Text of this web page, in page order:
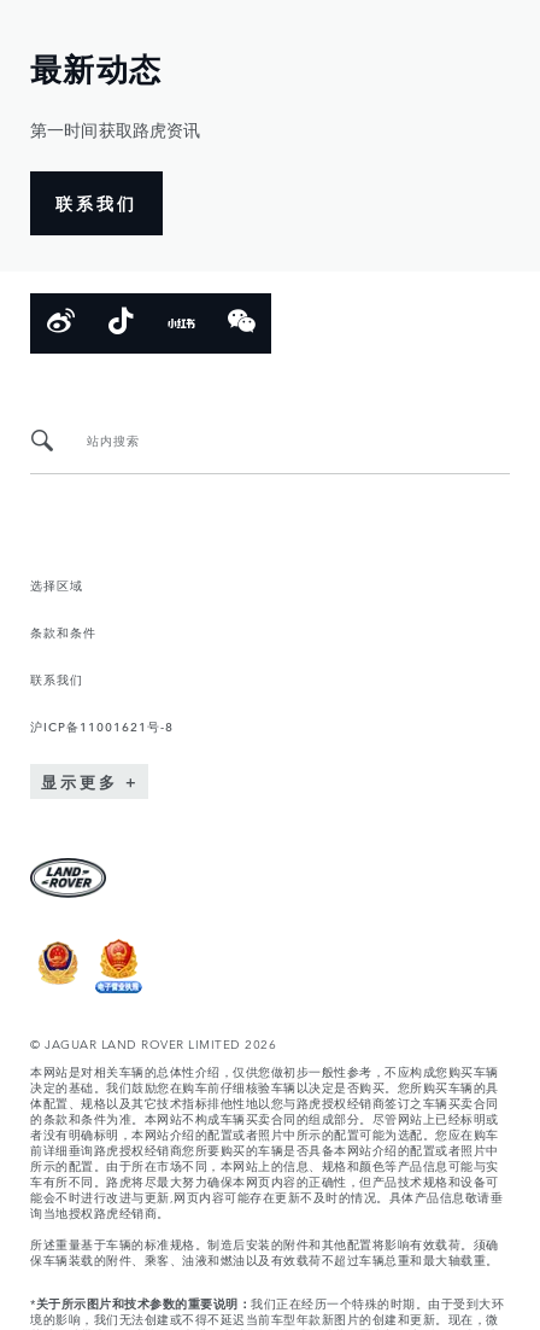
最新动态
第一时间获取路虎资讯
联系我们
站内搜索
选择区域
条款和条件
联系我们
沪ICP备11001621号-8
显示更多
© JAGUAR LAND ROVER LIMITED 2026
本网站是对相关车辆的总体性介绍，仅供您做初步一般性参考，不应构成您购买车辆
决定的基础。我们鼓励您在购车前仔细核验车辆以决定是否购买。您所购买车辆的具
体配置、规格以及其它技术指标排他性地以您与路虎授权经销商签订之车辆买卖合同
的条款和条件为准。本网站不构成车辆买卖合同的组成部分。尽管网站上已经标明或
者没有明确标明，本网站介绍的配置或者照片中所示的配置可能为选配。您应在购车
前详细垂询路虎授权经销商您所要购买的车辆是否具备本网站介绍的配置或者照片中
所示的配置。由于所在市场不同，本网站上的信息、规格和颜色等产品信息可能与实
车有所不同。路虎将尽最大努力确保本网页内容的正确性，但产品技术规格和设备可
能会不时进行改进与更新,网页内容可能存在更新不及时的情况。具体产品信息敬请垂
询当地授权路虎经销商。
所述重量基于车辆的标准规格。制造后安装的附件和其他配置将影响有效载荷。须确
保车辆装载的附件、乘客、油液和燃油以及有效载荷不超过车辆总重和最大轴载重。
*关于所示图片和技术参数的重要说明： 我们正在经历一个特殊的时期。由于受到大环
境的影响，我们无法创建或不得不延迟当前车型年款新图片的创建和更新。现在，微